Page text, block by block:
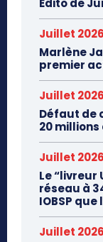
Edito de
Juillet 2026
Marlène
premier
Juillet 2026
Défaut de
20 millions
Juillet 2026
Le “livreur
réseau à
IOBSP
Juillet 2026